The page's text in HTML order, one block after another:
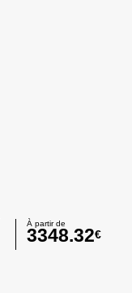
À partir de
3348.32€